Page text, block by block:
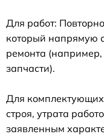
Для работ:
который напрямую
ремонта
запчасти).
Для
строя, утрата
заявленным